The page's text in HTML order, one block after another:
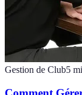
Gestion de Club5